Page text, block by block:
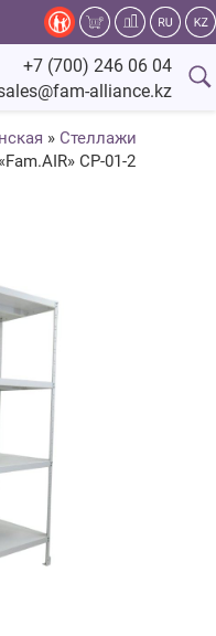
+7 (700) 246 06 04
alliance.kz
» Стеллажи
СР-01-2